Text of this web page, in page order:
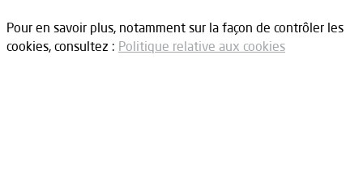
Pour en savoir plus, notamment sur la façon de contrôler les
cookies, consultez : Politique relative aux cookies